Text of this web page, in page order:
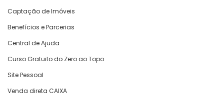
Captação de Imóveis
Benefícios e Parcerias
Central de Ajuda
Curso Gratuito do Zero ao Topo
Site Pessoal
Venda direta CAIXA